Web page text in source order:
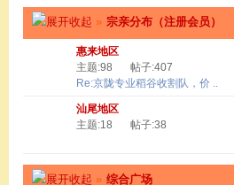
» 宗亲分布（注册会员）
惠来地区
主题:98
帖子:407
Re:京陇专业稻谷收割队，价 ..
汕尾地区
主题:18
帖子:38
» 综合广场